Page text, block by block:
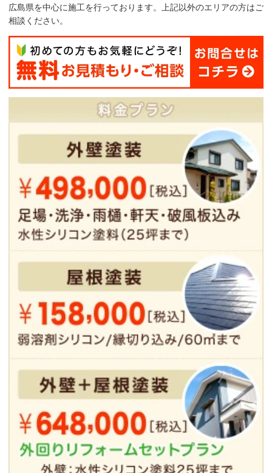
広島県を中心に施工を行っております。上記以外のエリアの方はご
相談ください。